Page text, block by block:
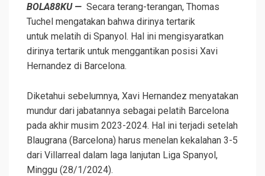
BOLA88KU — Secara terang-terangan, Thomas
Tuchel mengatakan bahwa dirinya tertarik
untuk melatih di Spanyol. Hal ini mengisyaratkan
dirinya tertarik untuk menggantikan posisi Xavi
Hernandez di Barcelona.
Diketahui sebelumnya, Xavi Hernandez menyatakan
mundur dari jabatannya sebagai pelatih Barcelona
pada akhir musim 2023-2024. Hal ini terjadi setelah
Blaugrana (Barcelona) harus menelan kekalahan 3-5
dari Villarreal dalam laga lanjutan Liga Spanyol,
Minggu (28/1/2024).